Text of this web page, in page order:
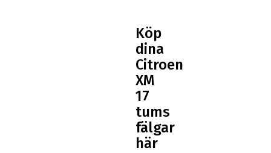
Köp
dina
Citroen
XM
17
tums
fälgar
här